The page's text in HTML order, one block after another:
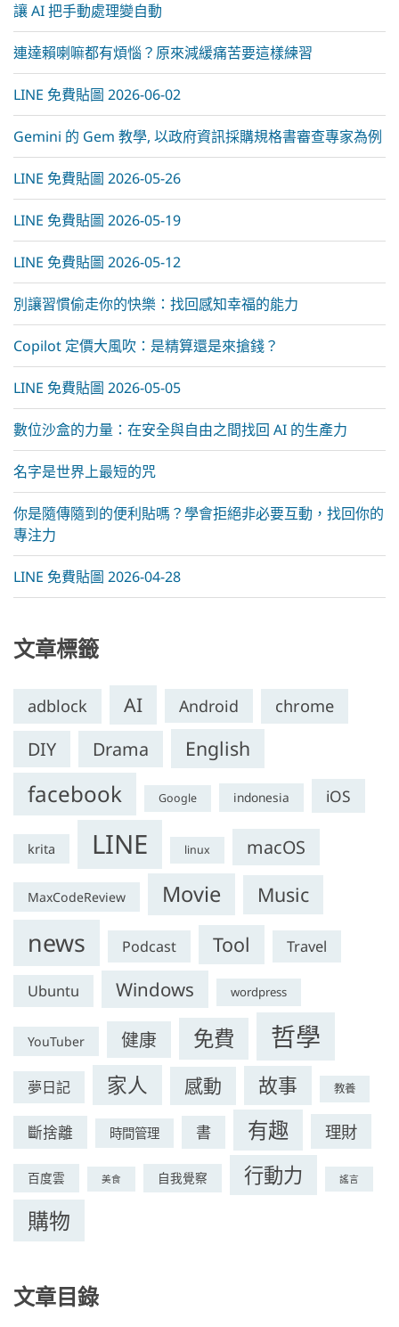
讓 AI 把手動處理變自動
連達賴喇嘛都有煩惱？原來減緩痛苦要這樣練習
LINE 免費貼圖 2026-06-02
Gemini 的 Gem 教學, 以政府資訊採購規格書審查專家為例
LINE 免費貼圖 2026-05-26
LINE 免費貼圖 2026-05-19
LINE 免費貼圖 2026-05-12
別讓習慣偷走你的快樂：找回感知幸福的能力
Copilot 定價大風吹：是精算還是來搶錢？
LINE 免費貼圖 2026-05-05
數位沙盒的力量：在安全與自由之間找回 AI 的生產力
名字是世界上最短的咒
你是隨傳隨到的便利貼嗎？學會拒絕非必要互動，找回你的
專注力
LINE 免費貼圖 2026-04-28
文章標籤
adblock AI Android chrome
DIY Drama English
facebook Google indonesia iOS
krita LINE linux macOS
MaxCodeReview Movie Music
news Podcast Tool Travel
Ubuntu Windows wordpress
YouTuber 健康 免費 哲學
夢日記 家人 感動 故事 教養
斷捨離 時間管理 書 有趣 理財
百度雲 美食 自我覺察 行動力 謠言
購物
文章目錄